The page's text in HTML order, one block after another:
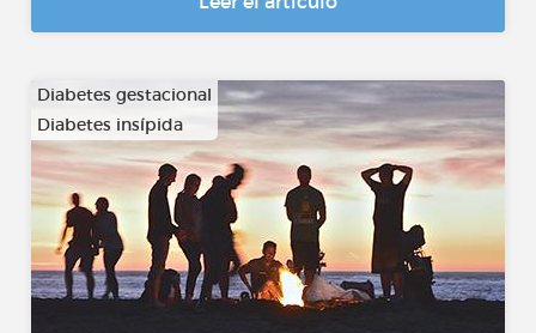
Diabetes gestacional
Diabetes insípida
…